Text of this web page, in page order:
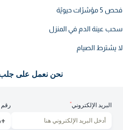
فحص 5 مؤشرًات حيويًة
سحب عينة الدم في المنزل
لا يشترط الصيام
نحن نعمل على جلب
البريد الإلكتروني* رقم